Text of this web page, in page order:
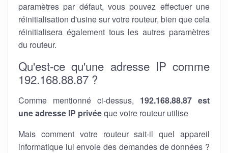
paramètres par défaut, vous pouvez effectuer une
réinitialisation d'usine sur votre routeur, bien que cela
réinitialisera également tous les autres paramètres
du routeur.
Qu'est-ce qu'une adresse IP comme
192.168.88.87 ?
Comme mentionné ci-dessus, 192.168.88.87 est
une adresse IP privéeque votre routeur utilise
Mais comment votre routeur sait-il quel appareil
informatique lui envoie des demandes de données ?